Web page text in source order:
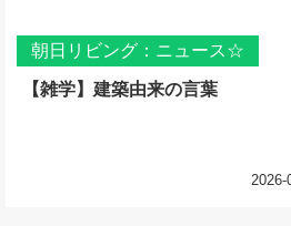
朝日リビング：ニュース☆
【雑学】建築由来の言葉
2026-